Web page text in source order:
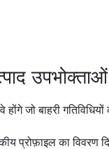
होंगे जो बाहरी
प्रोफ़ाइल का